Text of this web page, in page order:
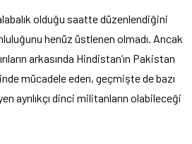
olduğu saatte düzenlendiğini
henüz üstlenen olmadı. Ancak
arkasında Hindistan’ın Pakistan
mücadele eden, geçmişte de bazı
ayrılıkçı dinci militanların olabileceği